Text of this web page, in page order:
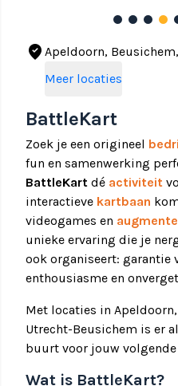
BattleKart
Zoek je een origineel
fun en samenwerking
BattleKart dé activiteit
interactieve kartbaan
videogames en
unieke ervaring die je
ook organiseert: garantie
enthousiasme en
Met locaties in
Utrecht-Beusichem is er
buurt voor jouw volgende
Wat is BattleKart?
where_to_vote Apeldoorn,
Kerkrade, Breda, Utrecht
Meer locaties